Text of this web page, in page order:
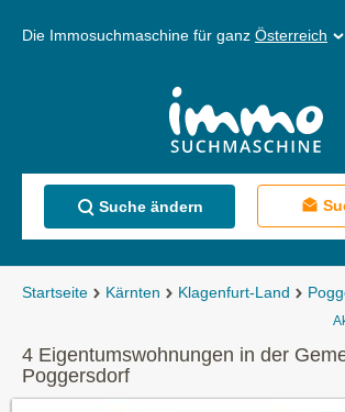
Die Immosuchmaschine für ganz Österreich
Suche ändern
Startseite Kärnten Klagenfurt-Land
4 Eigentumswohnungen in der
Poggersdorf